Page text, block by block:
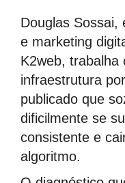
Douglas Sossai,
e marketing
K2web, trabalha
infraestrutura
publicado que
dificilmente se
consistente e
algoritmo.